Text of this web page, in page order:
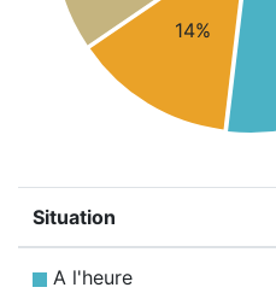
14%
Situation
A l'heure